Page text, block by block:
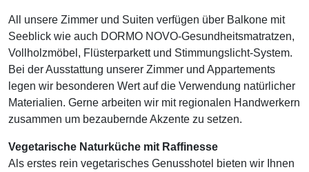
All unsere Zimmer und Suiten verfügen über Balkone mit
Seeblick wie auch DORMO NOVO-Gesundheitsmatratzen,
Vollholzmöbel, Flüsterparkett und Stimmungslicht-System.
Bei der Ausstattung unserer Zimmer und Appartements
legen wir besonderen Wert auf die Verwendung natürlicher
Materialien. Gerne arbeiten wir mit regionalen Handwerkern
zusammen um bezaubernde Akzente zu setzen.
Vegetarische Naturküche mit Raffinesse
Als erstes rein vegetarisches Genusshotel bieten wir Ihnen